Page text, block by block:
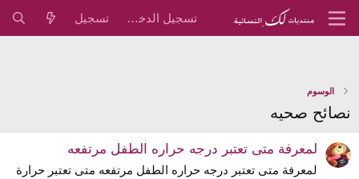
تسجيل الدخول تسجيل
الوسوم
نصائح صحيه
لمعرفة متى تعتبر درجه حراره الطفل مرتفعه
لمعرفة متى تعتبر درجه حراره الطفل مرتفعه متى تعتبر حرارة